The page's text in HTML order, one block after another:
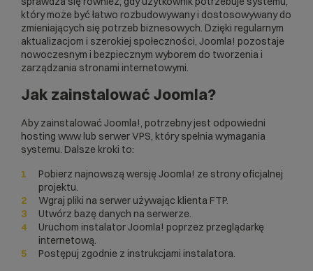
który może być łatwo rozbudowywany i dostosowywany do
zmieniających się potrzeb biznesowych. Dzięki regularnym
aktualizacjom i szerokiej społeczności, Joomla! pozostaje
nowoczesnym i bezpiecznym wyborem do tworzenia i
zarządzania stronami internetowymi.
Jak zainstalować Joomla?
Aby zainstalować Joomla!, potrzebny jest odpowiedni
hosting www lub serwer VPS, który spełnia wymagania
systemu. Dalsze kroki to:
Pobierz najnowszą wersję Joomla! ze strony oficjalnej
projektu.
Wgraj pliki na serwer używając klienta FTP.
Utwórz bazę danych na serwerze.
Uruchom instalator Joomla! poprzez przeglądarkę
internetową.
Postępuj zgodnie z instrukcjami instalatora.